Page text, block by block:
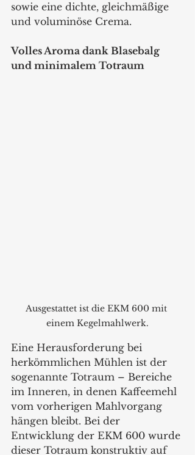
sowie eine dichte, gleichmäßige
und voluminöse Crema.
Volles Aroma dank Blasebalg
und minimalem Totraum
Ausgestattet ist die EKM 600 mit
einem Kegelmahlwerk.
Eine Herausforderung bei
herkömmlichen Mühlen ist der
sogenannte Totraum – Bereiche
im Inneren, in denen Kaffeemehl
vom vorherigen Mahlvorgang
hängen bleibt. Bei der
Entwicklung der EKM 600 wurde
dieser Totraum konstruktiv auf